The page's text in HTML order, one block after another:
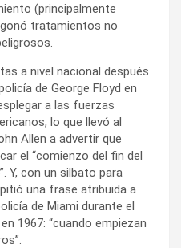
(principalmente
tratamientos no
a nivel nacional después
de George Floyd en
a las fuerzas
lo que llevó al
Allen a advertir que
el “comienzo del fin del
Y, con un silbato para
una frase atribuida a
de Miami durante el
1967: “cuando empiezan